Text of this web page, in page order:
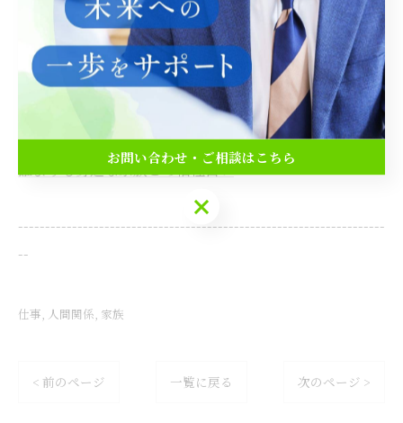
占いでわかる仕事の適性と強み
占いで見る人間関係の相性
誰よりも身近な家族との相性占い
--------------------------------------------------------------------
--
仕事 人間関係 家族
< 前のページ 一覧に戻る 次のページ >
お問い合わせ・ご相談はこちら
お問い合わせ・ご相談はこちら